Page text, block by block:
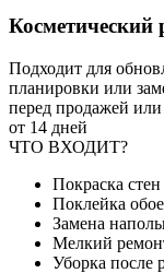
Косметический
Подходит для
планировки или
перед продажей или
от 14 дней
ЧТО ВХОДИТ?
Покраска
Поклейка
Замена
Мелкий
Уборка после